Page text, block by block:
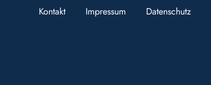
Kontakt Impressum Datenschutz